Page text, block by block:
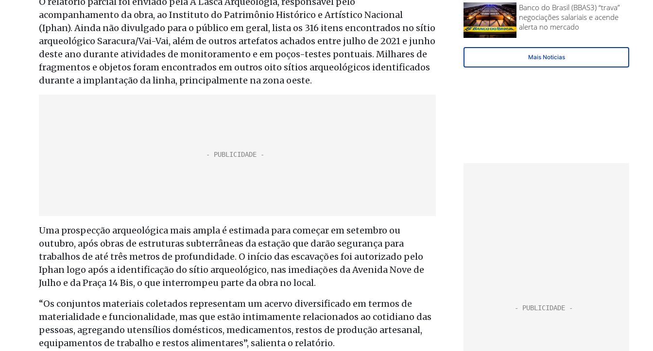
acompanhamento da obra, ao Instituto do Patrimônio Histórico e Artístico Nacional
(Iphan). Ainda não divulgado para o público em geral, lista os 316 itens encontrados no sítio
arqueológico Saracura/Vai-Vai, além de outros artefatos achados entre julho de 2021 e junho
deste ano durante atividades de monitoramento e em poços-testes pontuais. Milhares de
fragmentos e objetos foram encontrados em outros oito sítios arqueológicos identificados
durante a implantação da linha, principalmente na zona oeste.
Uma prospecção arqueológica mais ampla é estimada para começar em setembro ou
outubro, após obras de estruturas subterrâneas da estação que darão segurança para
trabalhos de até três metros de profundidade. O início das escavações foi autorizado pelo
Iphan logo após a identificação do sítio arqueológico, nas imediações da Avenida Nove de
Julho e da Praça 14 Bis, o que interrompeu parte da obra no local.
“Os conjuntos materiais coletados representam um acervo diversificado em termos de
materialidade e funcionalidade, mas que estão intimamente relacionados ao cotidiano das
pessoas, agregando utensílios domésticos, medicamentos, restos de produção artesanal,
equipamentos de trabalho e restos alimentares”, salienta o relatório.